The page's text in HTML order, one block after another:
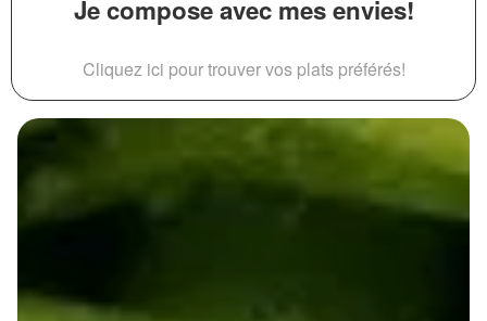
Je compose avec mes envies!
Cliquez ici pour trouver vos plats préférés!